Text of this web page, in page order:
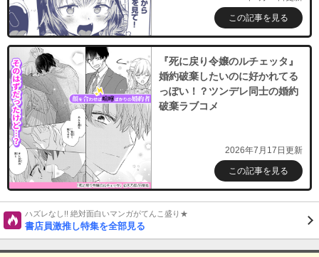
この記事を見る
『死に戻り令嬢のルチェッタ』
婚約破棄したいのに好かれてる
っぽい！？ツンデレ同士の婚約
破棄ラブコメ
2026年7月17日更新
この記事を見る
ハズレなし!! 絶対面白いマンガがてんこ盛り★
書店員激推し特集を全部見る